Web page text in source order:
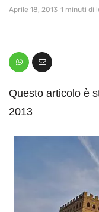
Aprile 18, 2013 1 minuti di
Questo articolo è
2013